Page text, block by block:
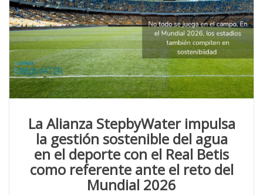
La Alianza StepbyWater impulsa
la gestión sostenible del agua
en el deporte con el Real Betis
como referente ante el reto del
Mundial 2026